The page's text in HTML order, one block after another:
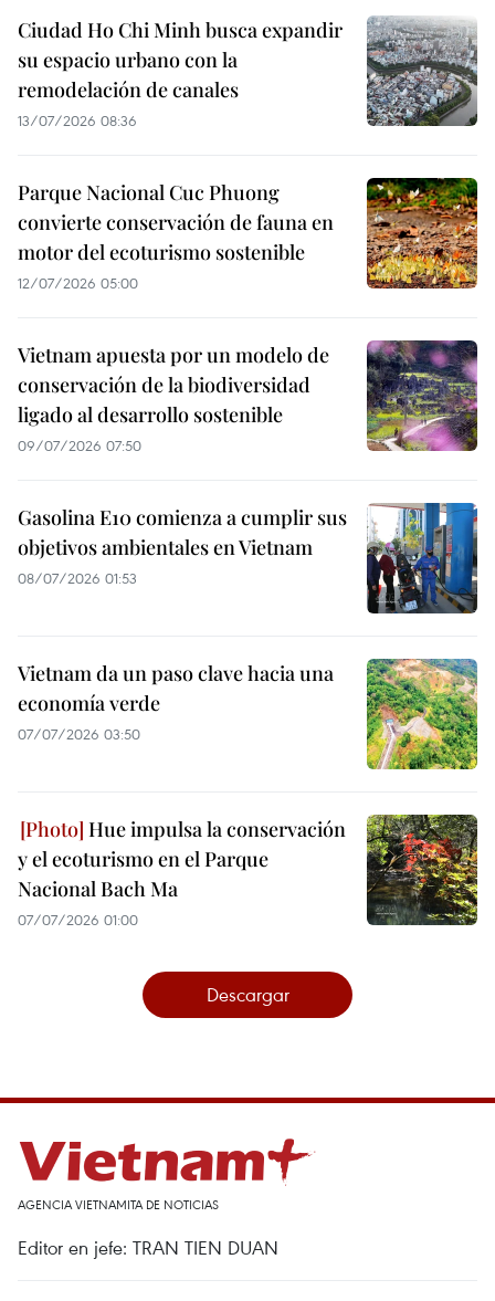
Ciudad Ho Chi Minh busca expandir
su espacio urbano con la
remodelación de canales
13/07/2026 08:36
Parque Nacional Cuc Phuong
convierte conservación de fauna en
motor del ecoturismo sostenible
12/07/2026 05:00
Vietnam apuesta por un modelo de
conservación de la biodiversidad
ligado al desarrollo sostenible
09/07/2026 07:50
Gasolina E10 comienza a cumplir sus
objetivos ambientales en Vietnam
08/07/2026 01:53
Vietnam da un paso clave hacia una
economía verde
07/07/2026 03:50
Hue impulsa la conservación
y el ecoturismo en el Parque
Nacional Bach Ma
07/07/2026 01:00
Descargar
AGENCIA VIETNAMITA DE NOTICIAS
Editor en jefe: TRAN TIEN DUAN